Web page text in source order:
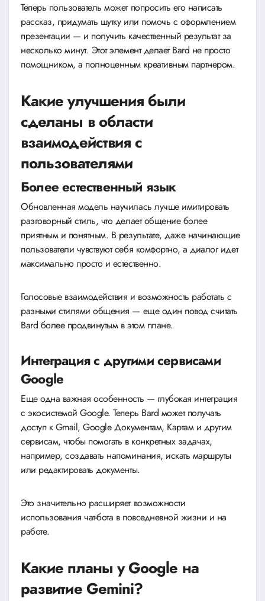
Теперь пользователь может попросить его написать
рассказ, придумать шутку или помочь с оформлением
презентации — и получить качественный результат за
несколько минут. Этот элемент делает Bard не просто
помощником, а полноценным креативным партнером.
Какие улучшения были
сделаны в области
взаимодействия с
пользователями
Более естественный язык
Обновленная модель научилась лучше имитировать
разговорный стиль, что делает общение более
приятным и понятным. В результате, даже начинающие
пользователи чувствуют себя комфортно, а диалог идет
максимально просто и естественно.
Голосовые взаимодействия и возможность работать с
разными стилями общения — еще один повод считать
Bard более продвинутым в этом плане.
Интеграция с другими сервисами
Google
Еще одна важная особенность — глубокая интеграция
с экосистемой Google. Теперь Bard может получать
доступ к Gmail, Google Документам, Картам и другим
сервисам, чтобы помогать в конкретных задачах,
например, создавать напоминания, искать маршруты
или редактировать документы.
Это значительно расширяет возможности
использования чат-бота в повседневной жизни и на
работе.
Какие планы у Google на
развитие Gemini?